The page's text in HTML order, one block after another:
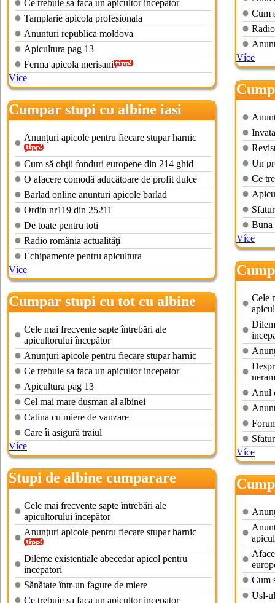
Ce trebuie sa faca un apicultor incepator
Tamplarie apicola profesionala
Anunturi republica moldova
Apicultura pag 13
Ferma apicola merisani
Více
Cumpar stupi cu albine iasi
Anunţuri apicole pentru fiecare stupar harnic
Cum să obţii fonduri europene din 214 ghid
O afacere comodä aducätoare de profit dulce
Barlad online anunturi apicole barlad
Ordin nr119 din 25211
De toate pentru toti
Radio românia actualităţi
Echipamente pentru apicultura
Více
Cumpar stupi cu tot cu albine
Cele mai frecvente sapte întrebări ale
apicultorului începător
Anunţuri apicole pentru fiecare stupar harnic
Ce trebuie sa faca un apicultor incepator
Apicultura pag 13
Cel mai mare dușman al albinei
Catina cu miere de vanzare
Care îi asigură traiul
Více
Stupi de albine cumparare
Cele mai frecvente sapte întrebări ale
apicultorului începător
Anunţuri apicole pentru fiecare stupar harnic
Dileme existentiale abecedar apicol pentru
incepatori
Sănătate într-un fagure de miere
Ce trebuie sa faca un apicultor incepator
Cum
Více
Un
Ce
Buna
Více
Cele
Anul
Více
Cum
Usl-